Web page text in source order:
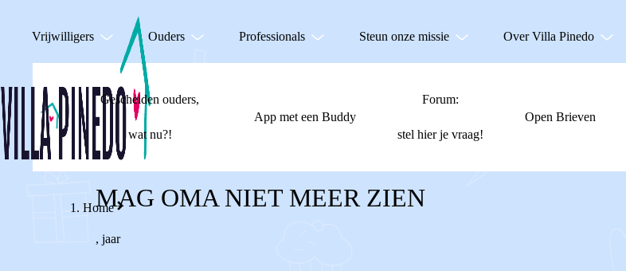
Vrijwilligers Ouders Professionals Steun onze missie Over Villa Pinedo
Gescheiden ouders,
wat nu?!
App met een Buddy
Forum:
stel hier je vraag!
Open Brieven
Home
MAG OMA NIET MEER ZIEN
, jaar